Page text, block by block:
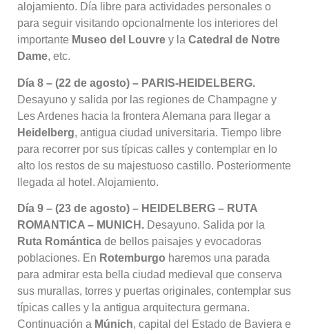
alojamiento. Día libre para actividades personales o
para seguir visitando opcionalmente los interiores del
importante Museo del Louvre y la Catedral de Notre
Dame, etc.
Día 8 – (22 de agosto) – PARIS-HEIDELBERG.
Desayuno y salida por las regiones de Champagne y
Les Ardenes hacia la frontera Alemana para llegar a
Heidelberg, antigua ciudad universitaria. Tiempo libre
para recorrer por sus típicas calles y contemplar en lo
alto los restos de su majestuoso castillo. Posteriormente
llegada al hotel . Alojamiento.
Día 9 – (23 de agosto) – HEIDELBERG – RUTA
ROMANTICA – MUNICH. Desayuno. Salida por la
Ruta Romántica de bellos paisajes y evocadoras
poblaciones. En Rotemburgo haremos una parada
para admirar esta bella ciudad medieval que conserva
sus murallas, torres y puertas originales, contemplar sus
típicas calles y la antigua arquitectura germana.
Continuación a Múnich, capital del Estado de Baviera e